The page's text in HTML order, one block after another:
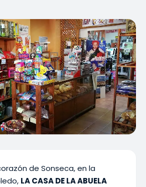
de Sonseca, en la
LA CASA DE LA ABUELA